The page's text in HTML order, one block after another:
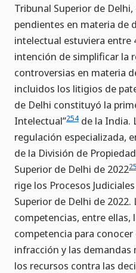
Tribunal Superior de
pendientes en materia de
intelectual estuviera entre
intención de simplificar la
controversias en materia
incluidos los litigios de
de Delhi constituyó la
Intelectual”254 de la India.
regulación especializada,
de la División de
Superior de Delhi de 2022
rige los Procesos
Superior de Delhi de
competencias, entre
competencia para
infracción y las demandas
los recursos contra las